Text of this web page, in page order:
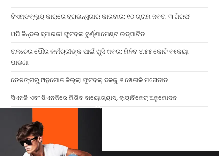
ବିଏମ୍‌ଡବ୍ଲ୍ୟୁ କାର୍‌ରେ ବ୍ରାଉନ୍‌ସୁଗାର କାରବାର: ୧୦ ଗ୍ରାମ ଜବତ, ୩ ଗିରଫ
ଓପି ଜିନ୍ଦଲ ସ୍ମାରକୀ ଫୁଟବଲ ଟୁର୍ଣ୍ଣାମେଣ୍ଟ ଉଦ୍ଘାଟିତ
ତାଳଚେର ପୌର କର୍ମଚାରୀଙ୍କ ପାଇଁ ଖୁସି ଖବର: ମିଳିବ ୪.୫୫ କୋଟି ବକେୟା
ପାଉଣା
ଡେରଙ୍ଗରୁ ଅନୁଗୋଳ ଜିଲ୍ଲା ଫୁଟବଲ୍ ଦଳକୁ ୬ ଖେଳାଳି ମନୋନୀତ
ସିଏନଜି ଏବଂ ପିଏନଜିରେ ମିଶିବ ବାୟୋଗ୍ୟାସ୍: କ୍ୟାବିନେଟ୍ ଅନୁମୋଦନ
×